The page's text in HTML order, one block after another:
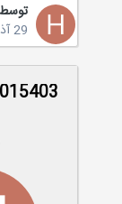
توسط
29 آذر، 2013